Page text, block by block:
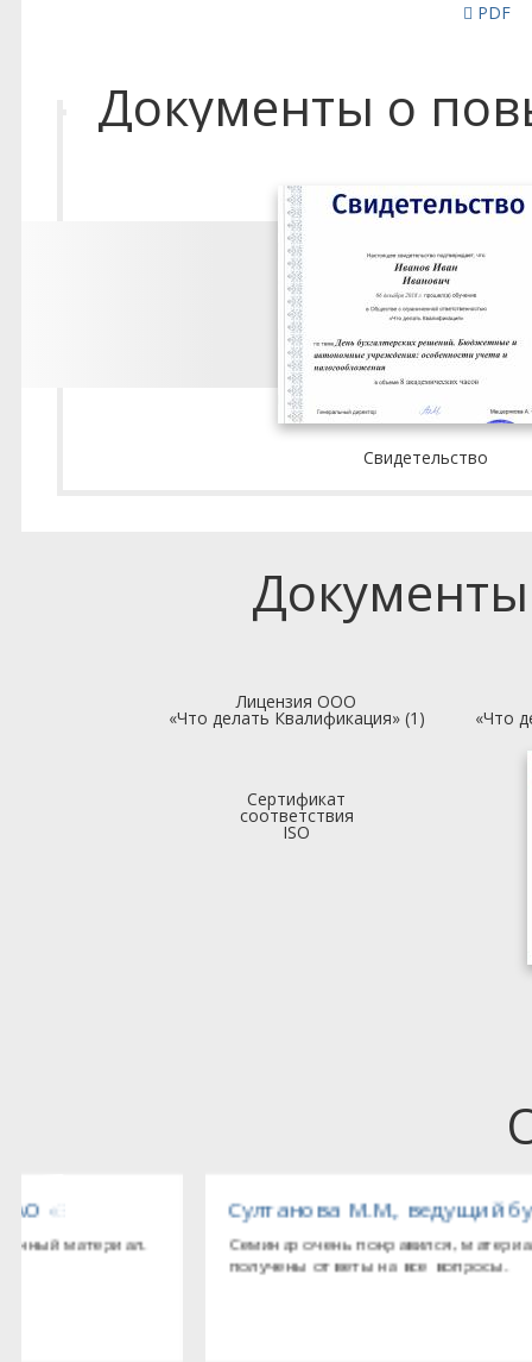
PDF
Документы о
Свидетельство
Лицензия ООО
«Что делать Квалификация» (1) «Что
Сертификат
соответствия
ISO
оборудования»
Султанова М.М., ведущий бухгалтер ООО
Семинар очень понравился, материал изложен
получены ответы на все вопросы.